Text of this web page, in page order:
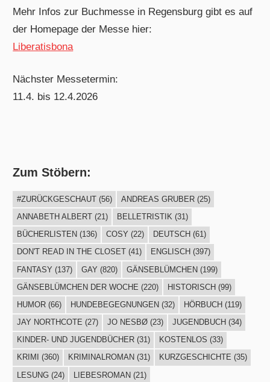
Mehr Infos zur Buchmesse in Regensburg gibt es auf
der Homepage der Messe hier:
Liberatisbona
Nächster Messetermin:
11.4. bis 12.4.2026
Zum Stöbern:
#ZURÜCKGESCHAUT(56) ANDREAS GRUBER(25)
ANNABETH ALBERT(21) BELLETRISTIK (31)
BÜCHERLISTEN (136) COSY (22) DEUTSCH (61)
DON'T READ IN THE CLOSET(41) ENGLISCH (397)
FANTASY (137) GAY (820) GÄNSEBLÜMCHEN(199)
GÄNSEBLÜMCHEN DER WOCHE (220) HISTORISCH(99)
HUMOR(66) HUNDEBEGEGNUNGEN (32) HÖRBUCH (119)
JAY NORTHCOTE (27) JO NESBØ(23) JUGENDBUCH (34)
KINDER- UND JUGENDBÜCHER(31) KOSTENLOS (33)
KRIMI
(360) KRIMINALROMAN (31) KURZGESCHICHTE (35)
LESUNG(24) LIEBESROMAN(21)